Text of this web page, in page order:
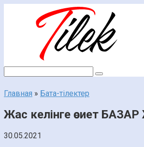
Главная » Бата-тілектер
Жас келінге өсиет
30.05.2021